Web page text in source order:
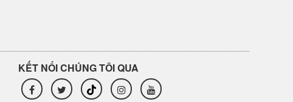
KẾT NỐI CHÚNG TÔI QUA